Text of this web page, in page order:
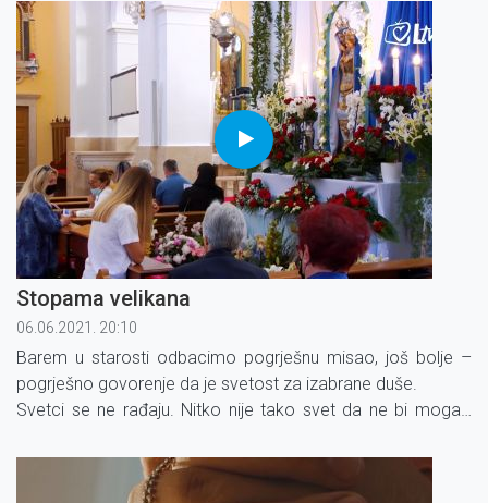
nisu prošli kroz veliko trpljenje.
Stopama velikana
06.06.2021. 20:10
Barem u starosti odbacimo pogrješnu misao, još bolje –
pogrješno govorenje da je svetost za izabrane duše.
Svetci se ne rađaju. Nitko nije tako svet da ne bi mogao
postati svetac.